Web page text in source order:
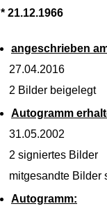
* 21.12.1966
angeschrieben
27.04.2016
2 Bilder beigelegt
Autogramm
31.05.2002
2 signiertes Bilder
mitgesandte Bilder
Autogramm: